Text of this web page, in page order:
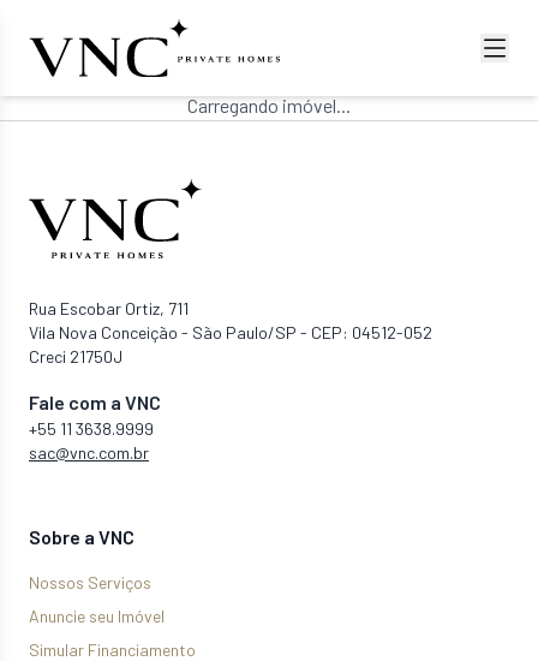
Carregando imóvel...
Rua Escobar Ortiz, 711
Vila Nova Conceição - São Paulo/SP - CEP: 04512-052
Creci 21750J
Fale com a VNC
+55 11 3638.9999
sac@vnc.com.br
Sobre a VNC
Nossos Serviços
Anuncie seu Imóvel
Simular Financiamento